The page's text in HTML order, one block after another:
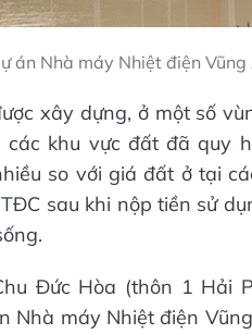
án Nhà máy Nhiệt điện
xây dựng, ở một số
khu vực đất đã quy
so với giá đất ở tại
sau khi nộp tiền sử
Đức Hòa (thôn 1 Hải
Nhà máy Nhiệt điện